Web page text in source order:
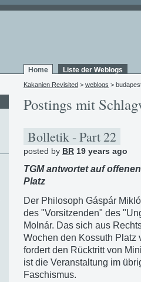
Home Liste der Weblogs
Kakanien Revisited > weblogs >
Postings mit
Bolletik - Part 22
posted by BR 19 years ago
TGM antwortet auf
Platz
Der Philosoph Gáspár
des "Vorsitzenden" des
Molnár. Das sich aus
Wochen den Kossuth Platz
fordert den Rücktritt von
ist die Veranstaltung im
Faschismus.